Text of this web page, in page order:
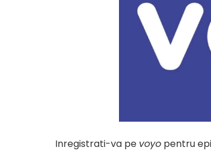
Inregistrati-va pe voyopentru